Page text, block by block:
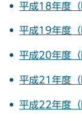
平成18年度（
平成19年度（
平成20年度（
平成21年度（
平成22年度（